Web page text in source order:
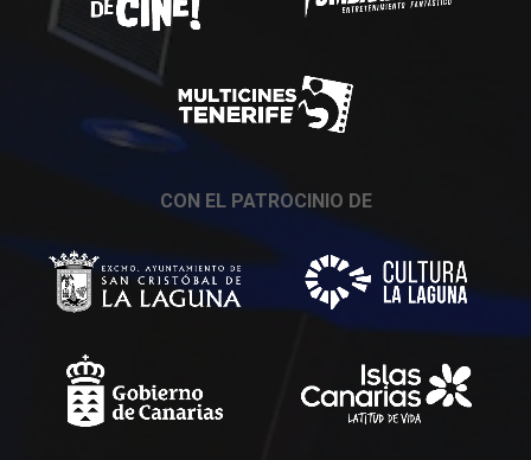
CON EL PATROCINIO DE